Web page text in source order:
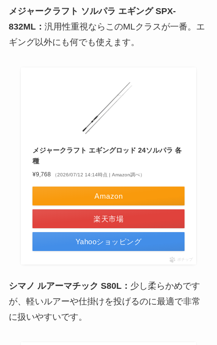
メジャークラフト ソルパラ エギング SPX-
832ML： 汎用性重視ならこのMLクラスが一番。エ
ギング以外にも何でも使えます。
メジャークラフト エギングロッド 24ソルパラ 各
種
¥9,768 （2026/07/12 14:14時点 | Amazon調べ）
Amazon
楽天市場
Yahooショッピング
ポチップ
シマノ ルアーマチック S80L： 少し柔らかめです
が、軽いルアーや仕掛けを投げるのに最適で非常
に扱いやすいです。